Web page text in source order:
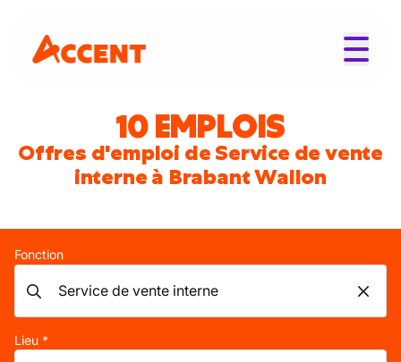
10 EMPLOIS
Offres d'emploi de Service de vente
interne à Brabant Wallon
Fonction
Lieu *